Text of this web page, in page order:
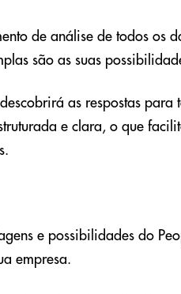
de análise de todos os
são as suas
as respostas para
e clara, o que
e possibilidades do
empresa.